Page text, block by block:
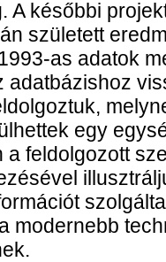
A későbbi
született
as adatok
adatbázishoz
egy
a feldolgozott
modernebb